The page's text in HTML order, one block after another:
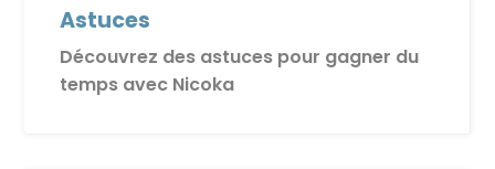
Astuces
Découvrez des astuces pour gagner du
temps avec Nicoka